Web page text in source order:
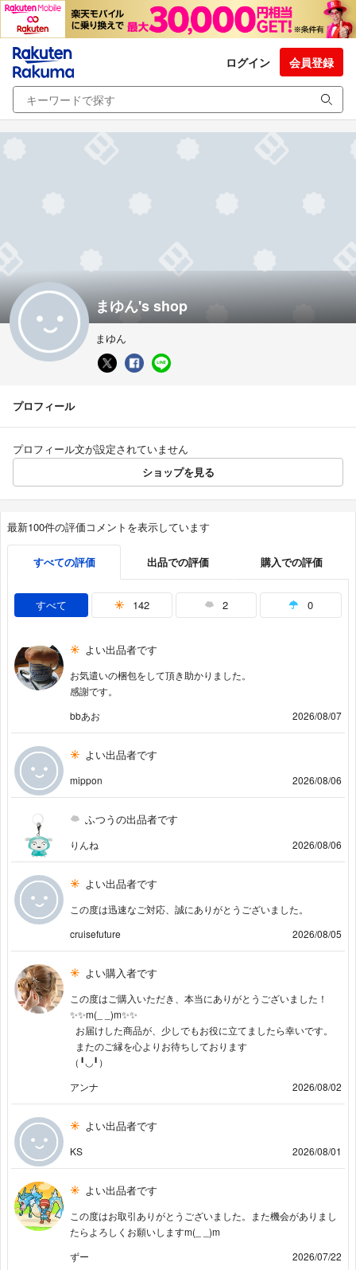
ログイン 会員登録
まゆん's shop
まゆん
プロフィール
プロフィール文が設定されていません
ショップを見る
最新100件の評価コメントを表示しています
すべての評価 出品での評価 購入での評価
すべて 142 2 0
よい出品者です
お気遣いの梱包をして頂き助かりました。
感謝です。
bbあお
2026/08/07
よい出品者です
mippon 2026/08/06
ふつうの出品者です
りんね 2026/08/06
よい出品者です
この度は迅速なご対応、誠にありがとうございました。
cruisefuture
2026/08/05
よい購入者です
この度はご購入いただき、本当にありがとうございました！
✨✨m(_ _)m✨✨
お届けした商品が、少しでもお役に立てましたら幸いです。
またのご縁を心よりお待ちしております
（╹◡╹）
アンナ
2026/08/02
よい出品者です
KS 2026/08/01
よい出品者です
この度はお取引ありがとうございました。また機会がありまし
たらよろしくお願いしますm(_ _)m
ずー
2026/07/22